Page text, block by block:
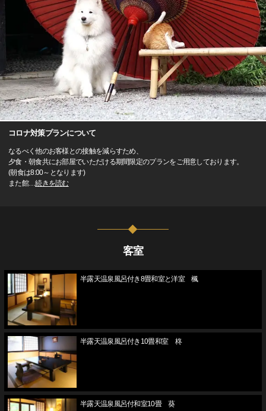
コロナ対策プランについて
なるべく他のお客様との接触を減らすため、
夕食・朝食共にお部屋でいただける期間限定のプランをご用意しております。
(朝食は8:00～となります)
また館…続きを読む
客室
半露天温泉風呂付き8畳和室と洋室 楓
半露天温泉風呂付き10畳和室 柊
半露天温泉風呂付和室10畳 葵